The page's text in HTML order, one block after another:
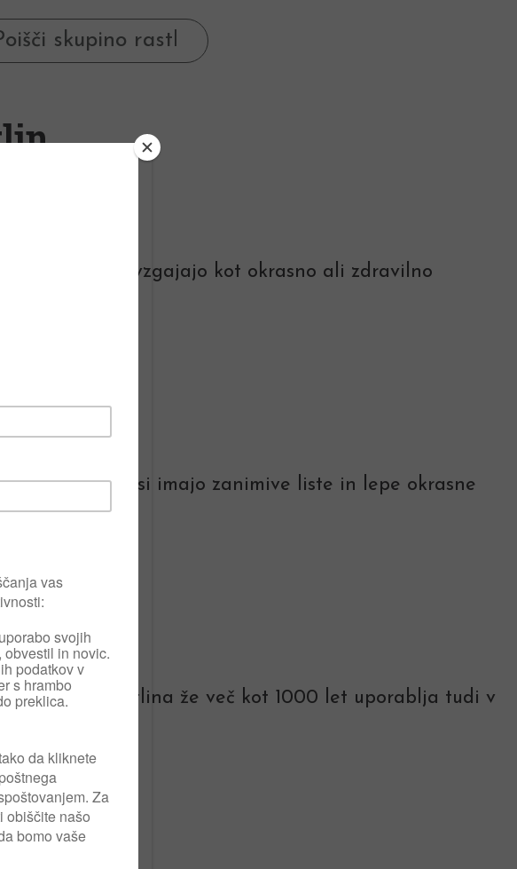
danes pa jo vzgajajo kot okrasno ali zdravilno
sveta. Vsi imajo zanimive liste in lepe okrasne
se ta rastlina že več kot 1000 let uporablja tudi v